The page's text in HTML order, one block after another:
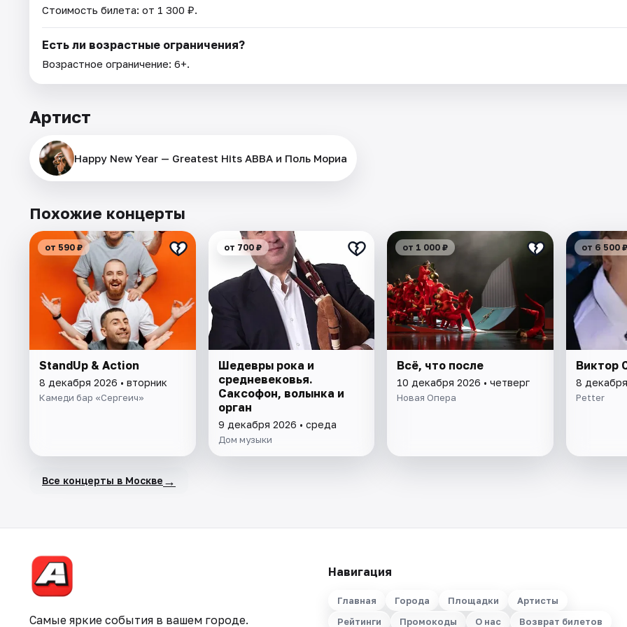
Стоимость билета: от 1 300 ₽.
Есть ли возрастные ограничения?
Возрастное ограничение: 6+.
Артист
Happy New Year — Greatest Hits ABBA и Поль Мориа
Похожие концерты
от 590 ₽
StandUp & Action
8 декабря 2026 • вторник
Камеди бар «Сергеич»
от 700 ₽
Шедевры рока и
средневековья.
Саксофон, волынка и
орган
9 декабря 2026 • среда
Дом музыки
от 1 000 ₽
Всё, что после
10 декабря 2026 • четверг
Новая Опера
от 6 500 ₽
Виктор
8
Petter
Все концерты в Москве →
Самые яркие события в вашем городе.
Навигация
Главная Города Площадки
Артисты
Рейтинги
Промокоды О нас Возврат билетов